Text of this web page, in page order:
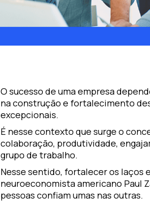
O sucesso de uma empresa
na construção e fortalecimento
excepcionais.
É nesse contexto que surge o
colaboração, produtividade,
grupo de trabalho.
Nesse sentido, fortalecer os laços
neuroeconomista americano Paul
pessoas confiam umas nas outras.